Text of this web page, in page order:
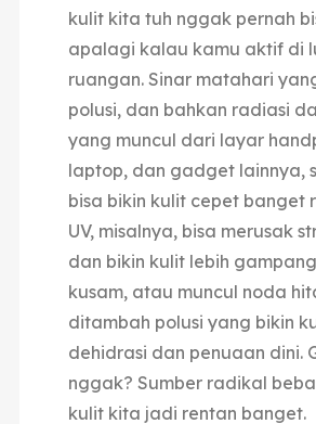
kulit kita tuh nggak pernah
apalagi kalau kamu aktif di
ruangan. Sinar matahari
polusi, dan bahkan radiasi
yang muncul dari layar
laptop, dan gadget lainnya,
bisa bikin kulit cepet banget
UV, misalnya, bisa merusak
dan bikin kulit lebih
kusam, atau muncul noda
ditambah polusi yang bikin
dehidrasi dan penuaan dini.
nggak? Sumber radikal
kulit kita jadi rentan banget.